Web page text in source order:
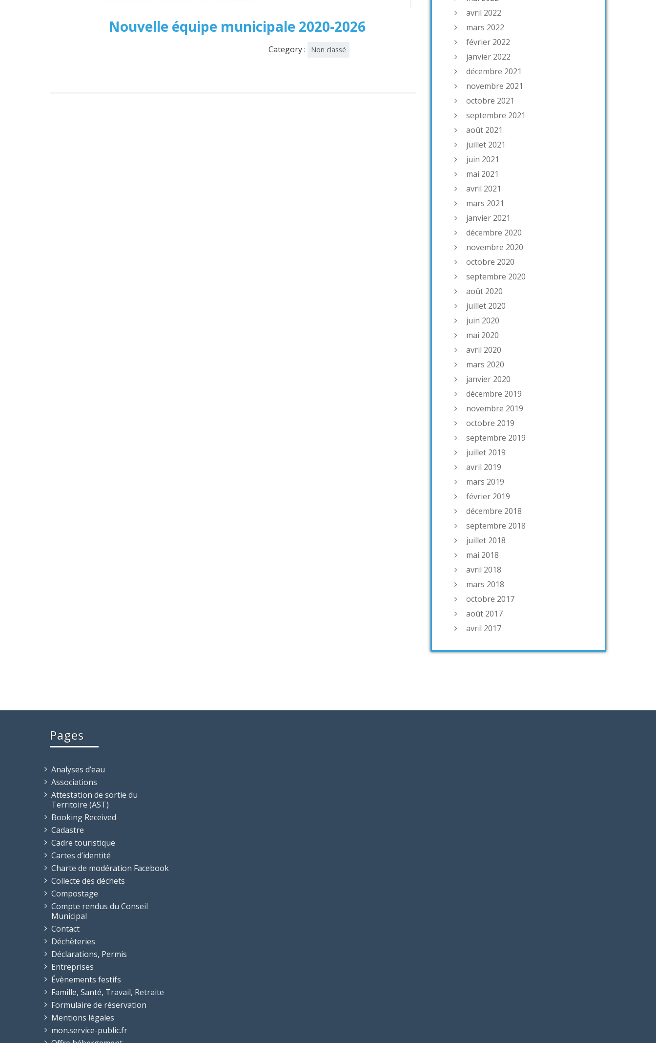
Nouvelle équipe municipale 2020-2026
Category : Non classé
avril 2022
mars 2022
février 2022
janvier 2022
décembre 2021
novembre 2021
octobre 2021
septembre 2021
août 2021
juillet 2021
juin 2021
mai 2021
avril 2021
mars 2021
janvier 2021
décembre 2020
novembre 2020
octobre 2020
septembre 2020
août 2020
juillet 2020
juin 2020
mai 2020
avril 2020
mars 2020
janvier 2020
décembre 2019
novembre 2019
octobre 2019
septembre 2019
juillet 2019
avril 2019
mars 2019
février 2019
décembre 2018
septembre 2018
juillet 2018
mai 2018
avril 2018
mars 2018
octobre 2017
août 2017
avril 2017
Pages
Analyses d’eau
Associations
Attestation de sortie du
Territoire (AST)
Booking Received
Cadastre
Cadre touristique
Cartes d’identité
Charte de modération Facebook
Collecte des déchets
Compostage
Compte rendus du Conseil
Municipal
Contact
Déchèteries
Déclarations, Permis
Entreprises
Évènements festifs
Famille, Santé, Travail, Retraite
Formulaire de réservation
Mentions légales
mon.service-public.fr